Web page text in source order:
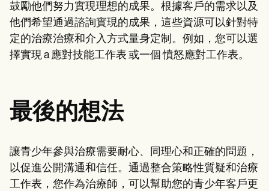
鼓勵他們努力實現理想的成果。根據客戶的需求以及
他們希望通過諮詢實現的成果，這些資源可以針對特
定的治療治療和介入方式量身定制。例如，您可以選
擇實現 a 應對技能工作表 或一個 憤怒應對工作表。
最後的想法
讓青少年參與治療需要耐心、同理心和正確的問題，
以促進公開溝通和信任。通過整合策略性質疑和治療
工作表，您作為治療師，可以幫助您的青少年客戶更